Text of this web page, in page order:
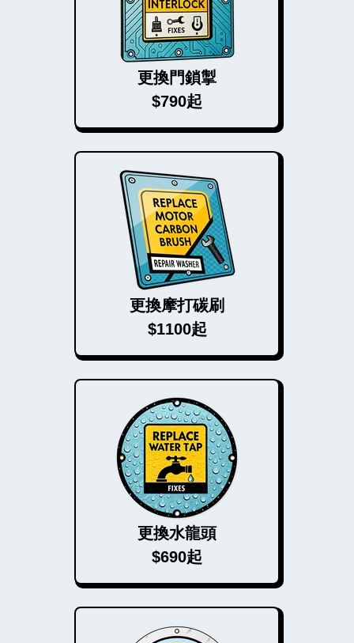
更換門鎖掣
$790起
更換摩打碳刷
$1100起
更換水龍頭
$690起